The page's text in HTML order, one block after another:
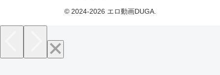
© 2024-2026 エロ動画DUGA.